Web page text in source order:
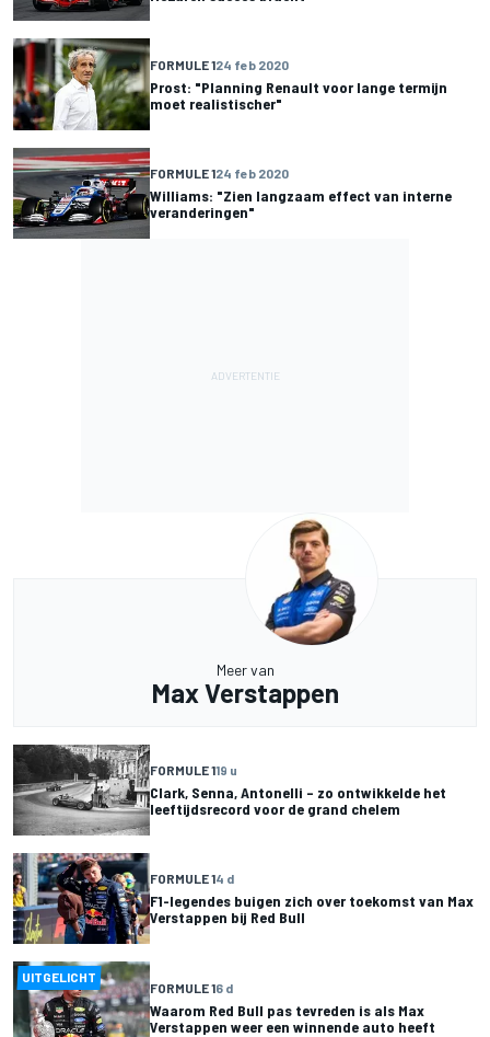
FORMULE 124 feb 2020
Prost: "Planning Renault voor lange termijn
moet realistischer"
FORMULE 124 feb 2020
Williams: "Zien langzaam effect van interne
veranderingen"
Meer van
Max Verstappen
FORMULE 119 u
Clark, Senna, Antonelli – zo ontwikkelde het
leeftijdsrecord voor de grand chelem
FORMULE 14 d
F1-legendes buigen zich over toekomst van Max
Verstappen bij Red Bull
UITGELICHT
FORMULE 16 d
Waarom Red Bull pas tevreden is als Max
Verstappen weer een winnende auto heeft